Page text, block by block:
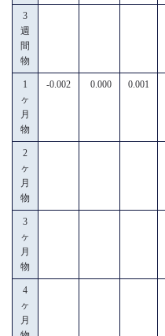
3
週
間
物
1
ヶ
月
物
-0.002 0.000 0.001
2
ヶ
月
物
3
ヶ
月
物
4
ヶ
月